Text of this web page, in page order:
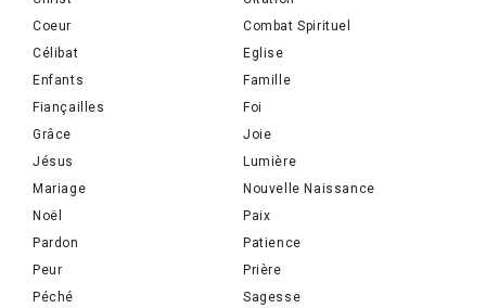
Coeur
Combat Spirituel
Célibat
Eglise
Enfants
Famille
Fiançailles
Foi
Grâce
Joie
Jésus
Lumière
Mariage
Nouvelle Naissance
Noël
Paix
Pardon
Patience
Peur
Prière
Péché
Sagesse